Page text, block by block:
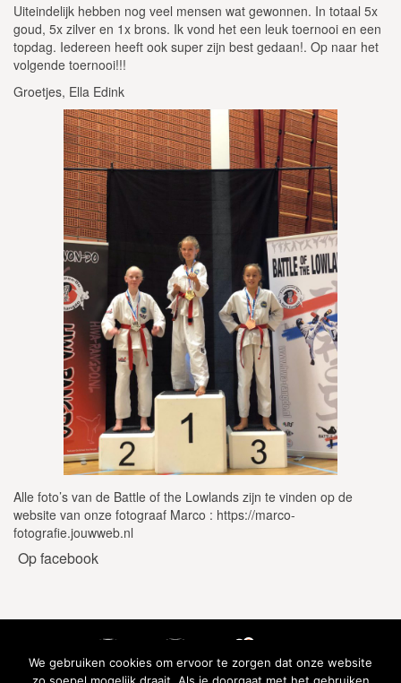
Uiteindelijk hebben nog veel mensen wat gewonnen. In totaal 5x
goud, 5x zilver en 1x brons. Ik vond het een leuk toernooi en een
topdag. Iedereen heeft ook super zijn best gedaan!. Op naar het
volgende toernooi!!!
Groetjes, Ella Edink
Alle foto’s van de Battle of the Lowlands zijn te vinden op de
website van onze fotograaf Marco : https://marco-
fotografie.jouwweb.nl
Op facebook
We gebruiken cookies om ervoor te zorgen dat onze website